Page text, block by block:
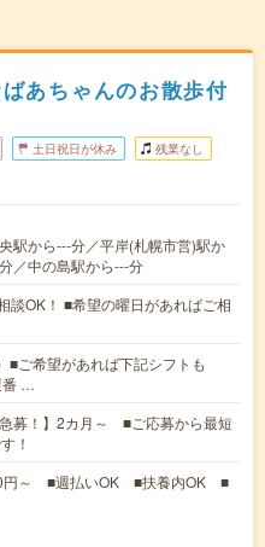
あちゃんのお散歩付
土日祝日が休み 残業なし
駅から---分／平岸(札幌市営)駅か
／中の島駅から---分
談OK！ ■希望の曜日があればご相
■ご希望があれば下記シフトも
番 …
急募！】2カ月～ ■ご応募から最短
！
円～ ■週払いOK ■扶養内OK ■